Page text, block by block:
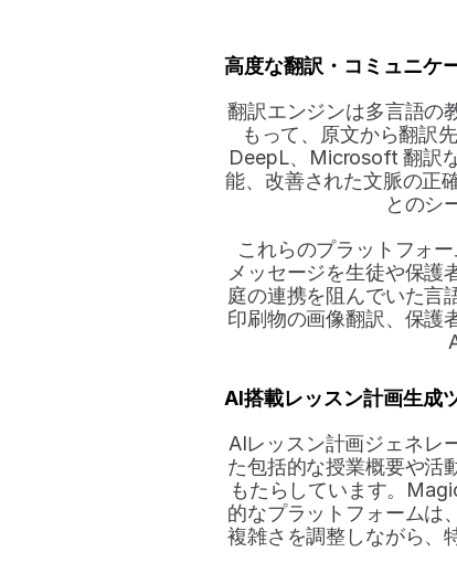
高度な翻訳・コミュニケ
翻訳エンジンは多言語の
もって、原文から翻訳
DeepL、Microsoft 翻訳
能、改善された文脈の正
とのシ
これらのプラットフォ
メッセージを生徒や保護
庭の連携を阻んでいた言
印刷物の画像翻訳、保護
AI搭載レッスン計画生成
AIレッスン計画ジェネレ
た包括的な授業概要や活
もたらしています。
的なプラットフォームは
複雑さを調整しながら、